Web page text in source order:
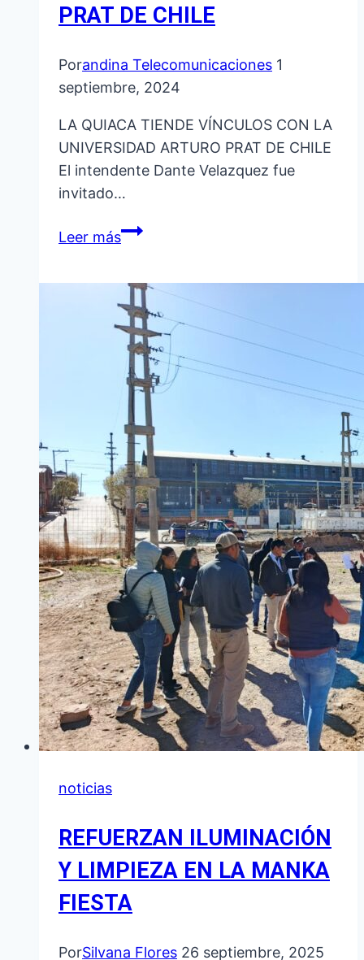
PRAT DE CHILE
Porandina Telecomunicaciones 1
septiembre, 2024
LA QUIACA TIENDE VÍNCULOS CON LA
UNIVERSIDAD ARTURO PRAT DE CHILE
El intendente Dante Velazquez fue
invitado…
Leer másLA
VÍNCULOS
CON
LA
UNIVERSIDAD
ARTURO
PRAT
DE
CHILE
noticias
REFUERZAN ILUMINACIÓN
Y LIMPIEZA EN LA MANKA
FIESTA
PorSilvana Flores 26 septiembre, 2025